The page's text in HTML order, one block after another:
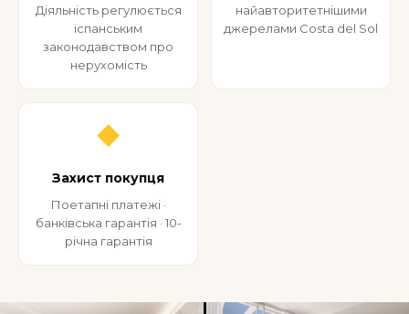
Діяльність регулюється
іспанським
законодавством про
нерухомість
найавторитетнішими
джерелами Costa del Sol
◆
Захист покупця
Поетапні платежі ·
банківська гарантія · 10-
річна гарантія